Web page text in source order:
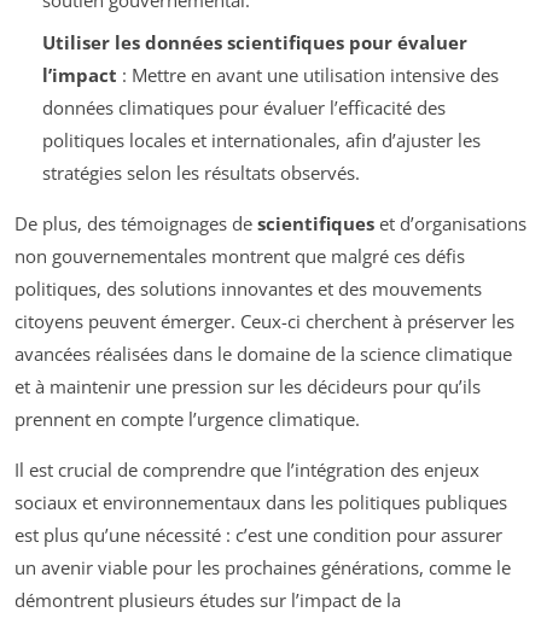
Utiliser les données scientifiques pour évaluer
l’impact : Mettre en avant une utilisation intensive des
données climatiques pour évaluer l’efficacité des
politiques locales et internationales, afin d’ajuster les
stratégies selon les résultats observés.
De plus, des témoignages de scientifiques et d’organisations
non gouvernementales montrent que malgré ces défis
politiques, des solutions innovantes et des mouvements
citoyens peuvent émerger. Ceux-ci cherchent à préserver les
avancées réalisées dans le domaine de la science climatique
et à maintenir une pression sur les décideurs pour qu’ils
prennent en compte l’urgence climatique.
Il est crucial de comprendre que l’intégration des enjeux
sociaux et environnementaux dans les politiques publiques
est plus qu’une nécessité : c’est une condition pour assurer
un avenir viable pour les prochaines générations, comme le
démontrent plusieurs études sur l’impact de la